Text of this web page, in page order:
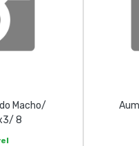
Macho/
8